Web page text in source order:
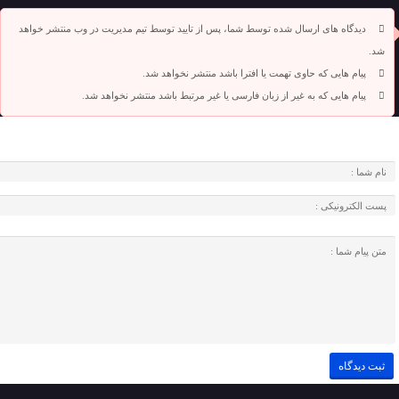
دیدگاه های ارسال شده توسط شما، پس از تایید توسط تیم مدیریت در وب منتشر خواهد
شد.
پیام هایی که حاوی تهمت یا افترا باشد منتشر نخواهد شد.
پیام هایی که به غیر از زبان فارسی یا غیر مرتبط باشد منتشر نخواهد شد.